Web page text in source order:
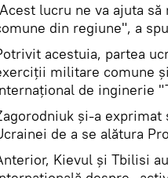
lucru ne va ajuta
din regiune", a
acestuia, partea
militare comune
de inginerie
și-a exprimat
de a se alătura
Kievul și Tbilisi